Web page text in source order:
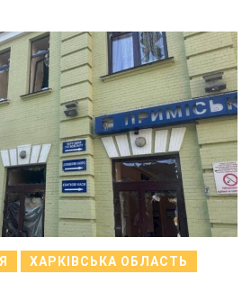
ХАРКІВСЬКА ОБЛАСТЬ